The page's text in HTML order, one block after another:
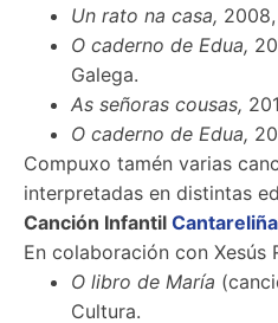
Un rato na casa,
O caderno de Edua,
Galega.
As señoras cousas,
O caderno de Edua,
Compuxo tamén varias
interpretadas en distintas
Canción Infantil
En colaboración con Xesús
O libro de María
Cultura.